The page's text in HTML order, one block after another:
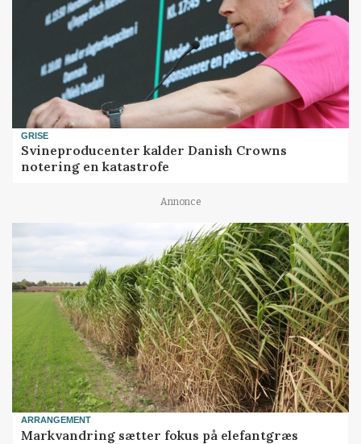
GRISE
Svineproducenter kalder Danish Crowns
notering en katastrofe
Annonce
ARRANGEMENT
Markvandring sætter fokus på elefantgræs